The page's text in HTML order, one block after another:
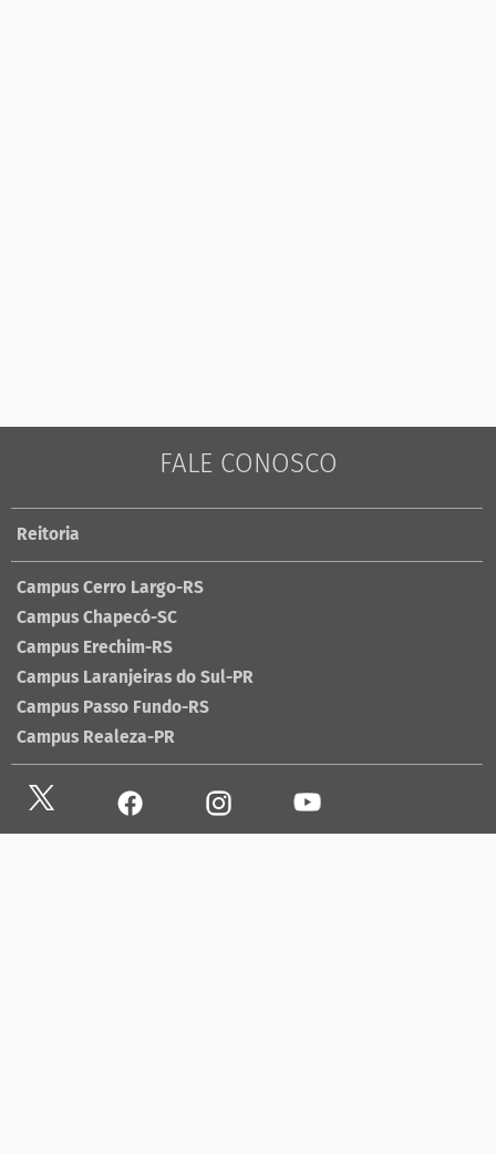
FALE CONOSCO
Reitoria
Campus Cerro Largo-RS
Campus Chapecó-SC
Campus Erechim-RS
Campus Laranjeiras do Sul-PR
Campus Passo Fundo-RS
Campus Realeza-PR